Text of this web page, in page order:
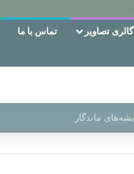
گالری تصاویر تماس با ما